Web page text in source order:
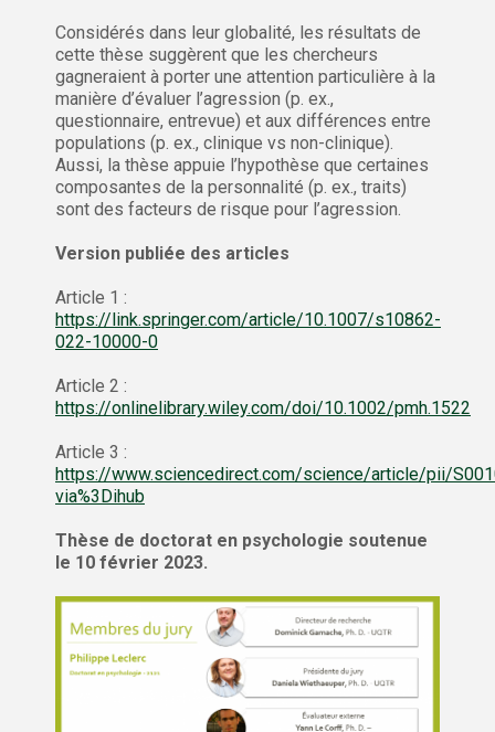
Considérés dans leur globalité, les résultats de
cette thèse suggèrent que les chercheurs
gagneraient à porter une attention particulière à la
manière d’évaluer l’agression (p. ex.,
questionnaire, entrevue) et aux différences entre
populations (p. ex., clinique vs non-clinique).
Aussi, la thèse appuie l’hypothèse que certaines
composantes de la personnalité (p. ex., traits)
sont des facteurs de risque pour l’agression.
Version publiée des articles
Article 1 :
https://link.springer.com/article/10.1007/s10862-
022-10000-0
Article 2 :
https://onlinelibrary.wiley.com/doi/10.1002/pmh.1522
Article 3 :
https://www.sciencedirect.com/science/article/pii/
via%3Dihub
Thèse de doctorat en psychologie soutenue
le 10 février 2023.